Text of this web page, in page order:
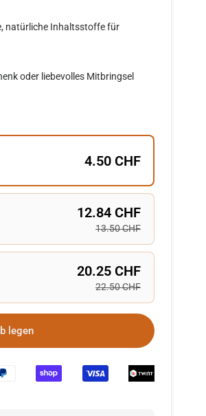
natürliche Inhaltsstoffe für
oder liebevolles Mitbringsel
4.50 CHF
12.84 CHF
13.50 CHF
20.25 CHF
22.50 CHF
legen